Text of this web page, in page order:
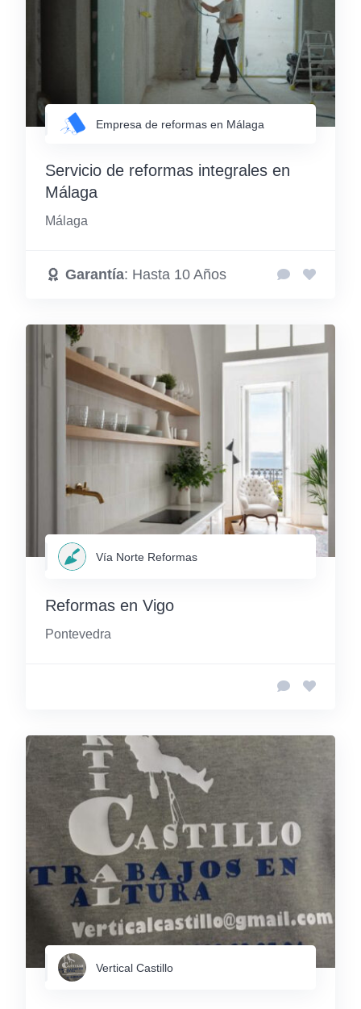
Empresa de reformas en Málaga
Servicio de reformas integrales en
Málaga
Málaga
Garantía: Hasta 10 Años
Vía Norte Reformas
Reformas en Vigo
Pontevedra
Vertical Castillo